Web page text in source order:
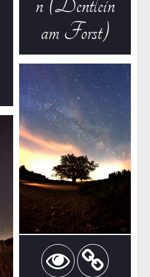
am Forst)